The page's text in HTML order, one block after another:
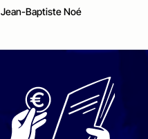
Jean-Baptiste Noé